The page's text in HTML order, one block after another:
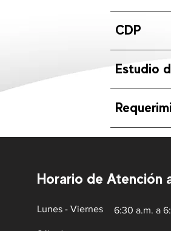
CDP
Estudio
Horario de Atención
Lunes - Viernes 6:30 a.m. a